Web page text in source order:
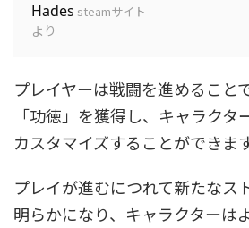
Hades steamサイト
より
プレイヤーは戦闘を進めること
「功徳」を獲得し、キャラクタ
カスタマイズすることができます
プレイが進むにつれて新たなス
明らかになり、キャラクターは